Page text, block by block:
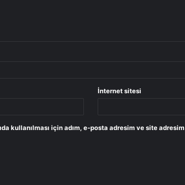
İnternet sitesi
kullanılması için adım, e-posta adresim ve site adresim